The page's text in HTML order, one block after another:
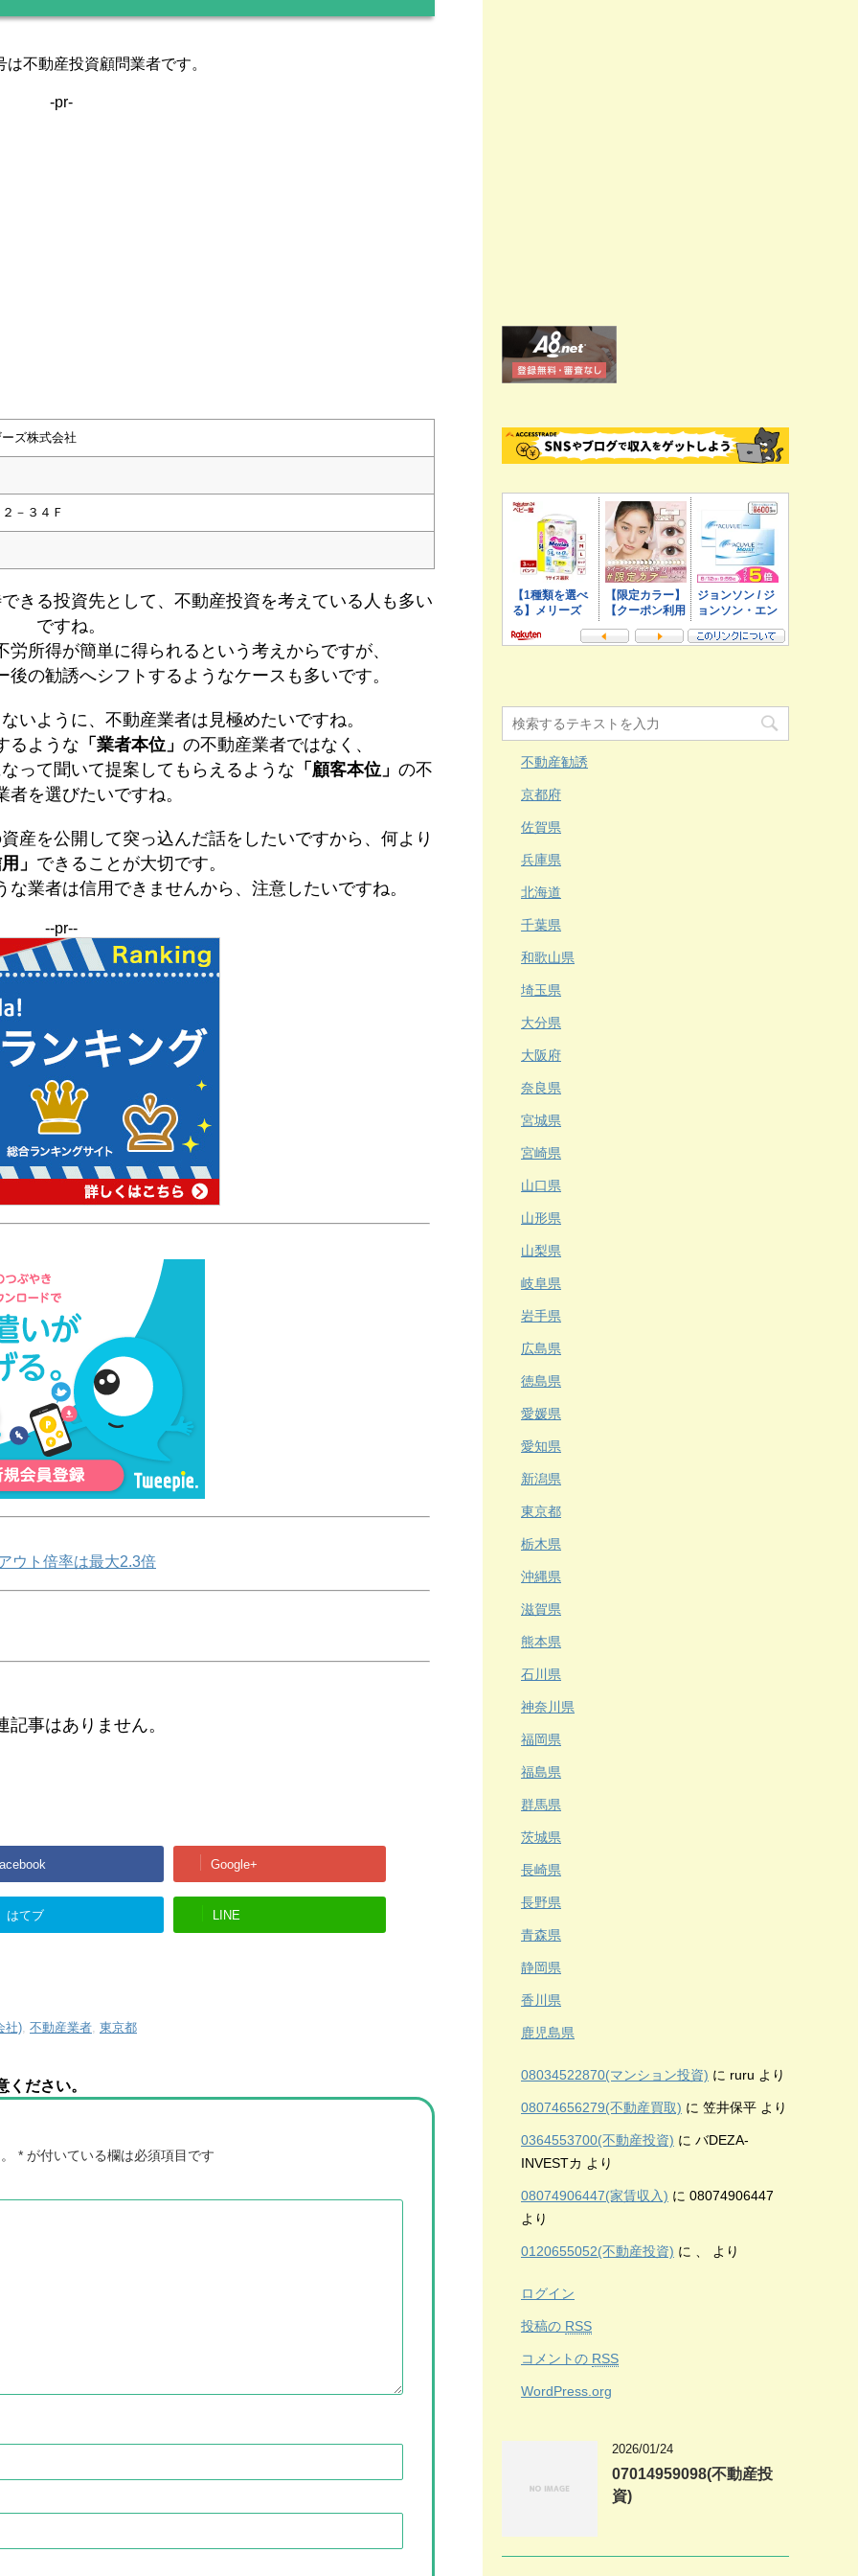
は不動産投資顧問業者です。
-pr-
ズ株式会社
－３４Ｆ
きる投資先として、不動産投資を考えている人も多い
ですね。
所得が簡単に得られるという考えからですが、
の勧誘へシフトするようなケースも多いです。
いように、不動産業者は見極めたいですね。
るような 「業者本位」 の不動産業者ではなく、
って聞いて提案してもらえるような 「顧客本位」 の不
者を選びたいですね。
産を公開して突っ込んだ話をしたいですから、何より
」 できることが大切です。
業者は信用できませんから、注意したいですね。
--pr--
ウト倍率は最大2.3倍
記事はありません。
Google+
はてブ LINE
社), 不動産業者, 東京都
ださい。
* が付いている欄は必須項目です
不動産勧誘
京都府
佐賀県
兵庫県
北海道
千葉県
和歌山県
埼玉県
大分県
大阪府
奈良県
宮城県
宮崎県
山口県
山形県
山梨県
岐阜県
岩手県
広島県
徳島県
愛媛県
愛知県
新潟県
東京都
栃木県
沖縄県
滋賀県
熊本県
石川県
神奈川県
福岡県
福島県
群馬県
茨城県
長崎県
長野県
青森県
静岡県
香川県
鹿児島県
08034522870(マンション投資) に ruru より
08074656279(不動産買取) に 笠井保平 より
0364553700(不動産投資) に バDEZA-
INVESTカ より
08074906447(家賃収入) に 08074906447
より
0120655052(不動産投資) に 、 より
ログイン
投稿の RSS
コメントの RSS
WordPress.org
2026/01/24
07014959098(不動産投
資)